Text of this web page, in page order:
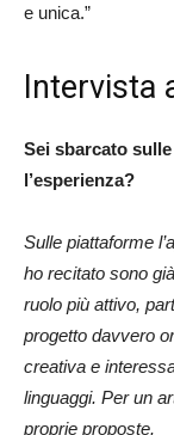
e unica.”
Intervista
Sei sbarcato
l’esperienza?
Sulle piattaforme
ho recitato sono
ruolo più attivo,
progetto davvero
creativa e
linguaggi. Per un
proprie proposte.